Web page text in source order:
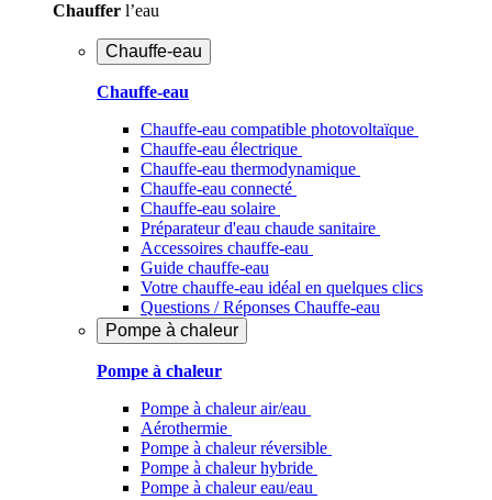
Chauffer l’eau
Chauffe-eau
Chauffe-eau
Chauffe-eau compatible photovoltaïque
Chauffe-eau électrique
Chauffe-eau thermodynamique
Chauffe-eau connecté
Chauffe-eau solaire
Préparateur d'eau chaude sanitaire
Accessoires chauffe-eau
Guide chauffe-eau
Votre chauffe-eau idéal en quelques clics
Questions / Réponses Chauffe-eau
Pompe à chaleur
Pompe à chaleur
Pompe à chaleur air/eau
Aérothermie
Pompe à chaleur réversible
Pompe à chaleur hybride
Pompe à chaleur​ eau/eau